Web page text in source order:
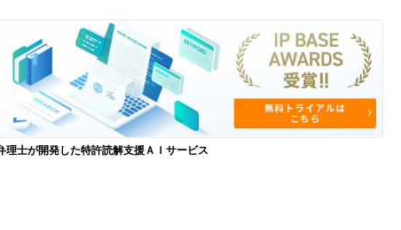
理士が開発した特許読解支援ＡＩサービス